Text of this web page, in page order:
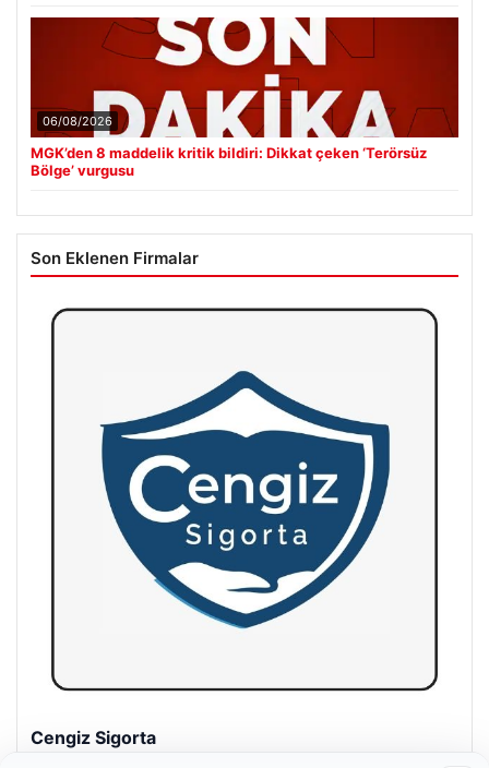
06/08/2026
MGK’den 8 maddelik kritik bildiri: Dikkat çeken ‘Terörsüz
Bölge’ vurgusu
Son Eklenen Firmalar
Hastaş Beton